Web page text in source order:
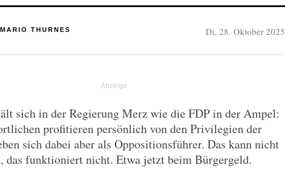
MARIO THURNES Di, 28. Oktober 2025
sich in der Regierung Merz wie die FDP in der Ampel:
profitieren persönlich von den Privilegien der
sich dabei aber als Oppositionsführer. Das kann nicht
das funktioniert nicht. Etwa jetzt beim Bürgergeld.